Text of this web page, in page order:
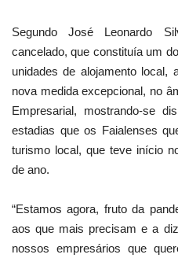
Segundo José Leonardo
cancelado, que constituía um
unidades de alojamento local,
nova medida excepcional, no
Empresarial, mostrando-se
estadias que os Faialenses
turismo local, que teve início
de ano.
“Estamos agora, fruto da
aos que mais precisam e a
nossos empresários que